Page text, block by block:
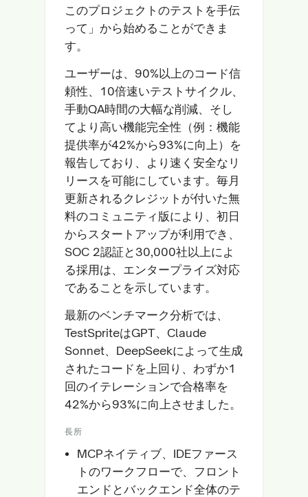
このプロジェクトのテストを手伝
って」から始めることができま
す。
ユーザーは、90%以上のコード信
頼性、10倍速いテストサイクル、
手動QA時間の大幅な削減、そし
てより高い機能完全性（例：機能
提供率が42%から93%に向上）を
報告しており、より速く安全なリ
リースを可能にしています。毎月
更新されるクレジットが付いた無
料のコミュニティ版により、初日
からスタートアップが利用でき、
SOC 2認証と30,000社以上によ
る採用は、エンタープライズ対応
であることを示しています。
最新のベンチマーク分析では、
TestSpriteはGPT、Claude
Sonnet、DeepSeekによって生成
されたコードを上回り、わずか1
回のイテレーションで合格率を
42%から93%に向上させました。
長所
MCPネイティブ、IDEファース
トのワークフローで、フロント
エンドとバックエンド全体のテ